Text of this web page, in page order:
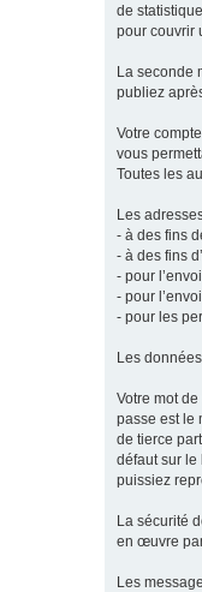
de
pour couvrir
La seconde
publiez
Votre
vous
Toutes les
Les
- à des fins
- à des fins
- pour
- pour
- pour les
Les
Votre mot
passe est le
de tierce
défaut sur le
puissiez
La sécurité
en œuvre
Les